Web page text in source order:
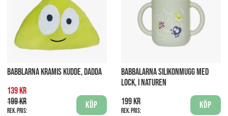
BABBLARNA KRAMIS KUDDE, DADDA
139 kr
199 kr
Rek. pris:
Köp
BABBALARNA SILIKONMUGG MED
LOCK, I NATUREN
199 kr
Rek. pris:
Köp